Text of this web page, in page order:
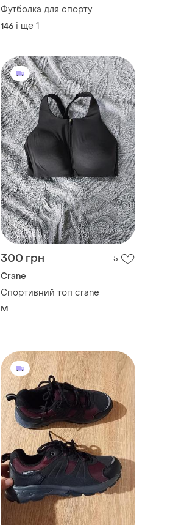
Футболка для спорту
146 і ще 1
300 грн 5
Crane
Спортивний топ crane
M